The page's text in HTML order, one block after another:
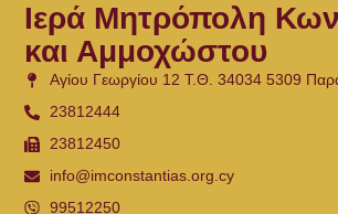
Ιερά Μητρόπολη
και Αμμοχώστου
Αγίου Γεωργίου 12 Τ.Θ. 34034 5309
23812444
23812450
info@imconstantias.org.cy
99512250